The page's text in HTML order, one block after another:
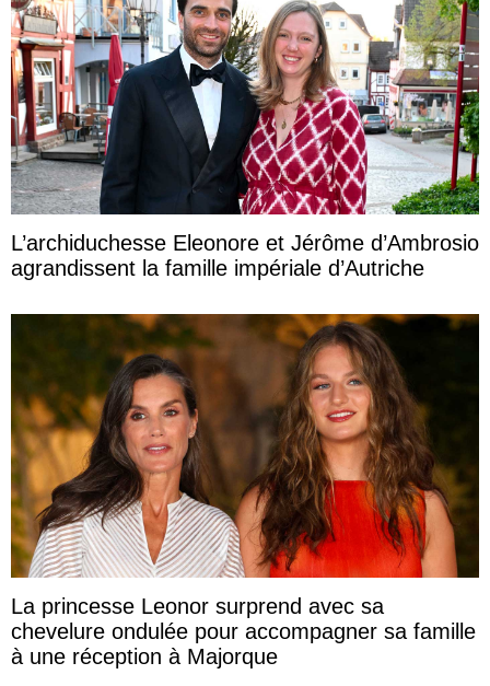
L’archiduchesse Eleonore et Jérôme d’Ambrosio
agrandissent la famille impériale d’Autriche
La princesse Leonor surprend avec sa
chevelure ondulée pour accompagner sa famille
à une réception à Majorque